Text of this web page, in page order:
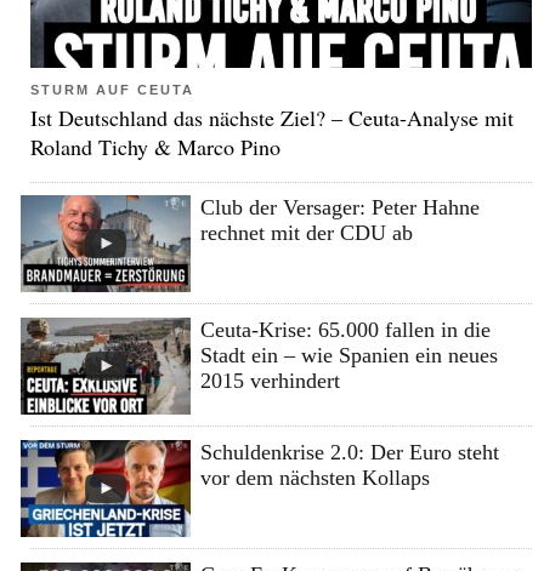
STURM AUF CEUTA
Ist Deutschland das nächste Ziel? – Ceuta-Analyse mit
Roland Tichy & Marco Pino
Club der Versager: Peter Hahne
rechnet mit der CDU ab
Ceuta-Krise: 65.000 fallen in die
Stadt ein – wie Spanien ein neues
2015 verhindert
Schuldenkrise 2.0: Der Euro steht
vor dem nächsten Kollaps